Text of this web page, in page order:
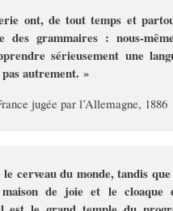
ont, de tout temps et
des grammaires : nous-
sérieusement une
autrement. »
jugée par l’Allemagne, 1886
cerveau du monde, tandis
maison de joie et le cloaque